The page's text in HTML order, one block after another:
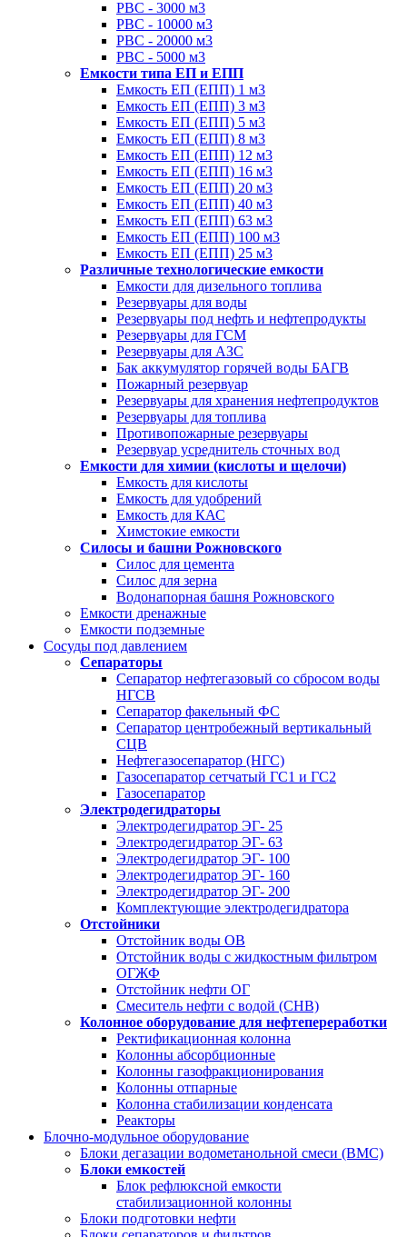
РВС - 3000 м3
РВС - 10000 м3
РВС - 20000 м3
РВС - 5000 м3
Емкости типа ЕП и ЕПП
Емкость ЕП (ЕПП) 1 м3
Емкость ЕП (ЕПП) 3 м3
Емкость ЕП (ЕПП) 5 м3
Емкость ЕП (ЕПП) 8 м3
Емкость ЕП (ЕПП) 12 м3
Емкость ЕП (ЕПП) 16 м3
Емкость ЕП (ЕПП) 20 м3
Емкость ЕП (ЕПП) 40 м3
Емкость ЕП (ЕПП) 63 м3
Емкость ЕП (ЕПП) 100 м3
Емкость ЕП (ЕПП) 25 м3
Различные технологические емкости
Емкости для дизельного топлива
Резервуары для воды
Резервуары под нефть и нефтепродукты
Резервуары для ГСМ
Резервуары для АЗС
Бак аккумулятор горячей воды БАГВ
Пожарный резервуар
Резервуары для хранения нефтепродуктов
Резервуары для топлива
Противопожарные резервуары
Резервуар усреднитель сточных вод
Емкости для химии (кислоты и щелочи)
Емкость для кислоты
Емкость для удобрений
Емкость для КАС
Химстокие емкости
Силосы и башни Рожновского
Силос для цемента
Силос для зерна
Водонапорная башня Рожновского
Емкости дренажные
Емкости подземные
Сосуды под давлением
Сепараторы
Сепаратор нефтегазовый со сбросом воды
НГСВ
Сепаратор факельный ФС
Сепаратор центробежный вертикальный
СЦВ
Нефтегазосепаратор (НГС)
Газосепаратор сетчатый ГС1 и ГС2
Газосепаратор
Электродегидраторы
Электродегидратор ЭГ- 25
Электродегидратор ЭГ- 63
Электродегидратор ЭГ- 100
Электродегидратор ЭГ- 160
Электродегидратор ЭГ- 200
Комплектующие электродегидратора
Отстойники
Отстойник воды ОВ
Отстойник воды с жидкостным фильтром
ОГЖФ
Отстойник нефти ОГ
Смеситель нефти с водой (СНВ)
Колонное оборудование для нефтепереработки
Ректификационная колонна
Колонны абсорбционные
Колонны газофракционирования
Колонны отпарные
Колонна стабилизации конденсата
Реакторы
Блочно-модульное оборудование
Блоки дегазации водометанольной смеси (BMC)
Блоки емкостей
Блок рефлюксной емкости
стабилизационной колонны
Блоки подготовки нефти